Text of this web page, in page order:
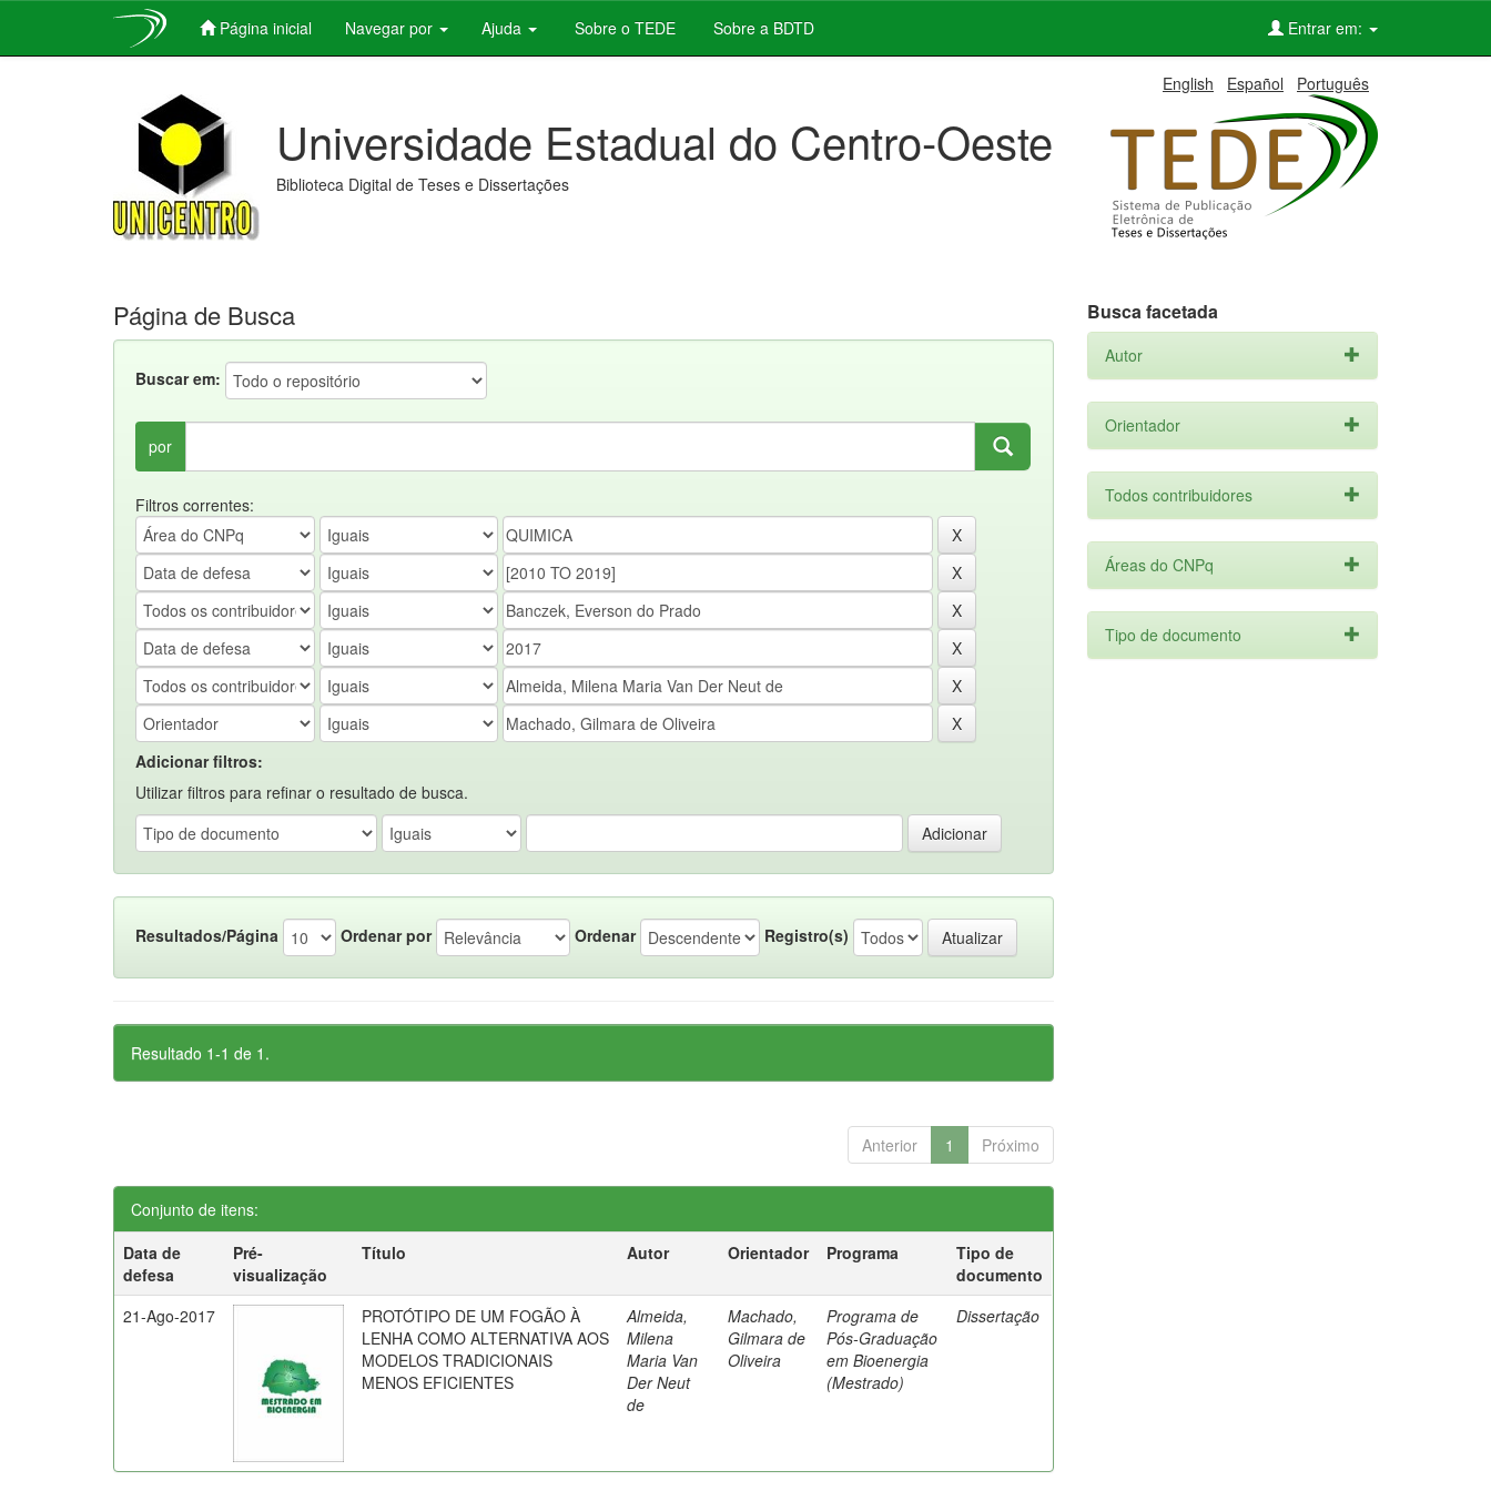
Página inicial Navegar por Ajuda Sobre o TEDE Sobre a BDTD Entrar em:
English Español Português
Universidade Estadual do Centro-Oeste
Biblioteca Digital de Teses e Dissertações
Página de Busca
Buscar em:
por
Filtros correntes:
Adicionar filtros:
Utilizar filtros para refinar o resultado de busca.
Resultados/Página Ordenar por Ordenar Registro(s)
Resultado 1-1 de 1.
Anterior 1 Próximo
Conjunto de itens:
Data de
defesa
Pré-
visualização
Título Autor Orientador Programa
Tipo de
documento
21-Ago-2017
PROTÓTIPO DE UM FOGÃO À
LENHA COMO ALTERNATIVA AOS
MODELOS TRADICIONAIS
MENOS EFICIENTES
Almeida,
Milena
Maria Van
Der Neut
de
Machado,
Gilmara de
Oliveira
Programa de
Pós-Graduação
em Bioenergia
(Mestrado)
Dissertação
Busca facetada
Autor
Orientador
Todos contribuidores
Áreas do CNPq
Tipo de documento